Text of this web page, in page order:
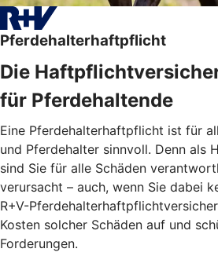
Pferdehalterhaftpflicht
Die
für Pferdehaltende
Eine Pferdehalterhaftpflicht ist für
und Pferdehalter sinnvoll. Denn als
sind Sie für alle Schäden
verursacht – auch, wenn Sie dabei
R+V-
Kosten solcher Schäden auf und
Forderungen.